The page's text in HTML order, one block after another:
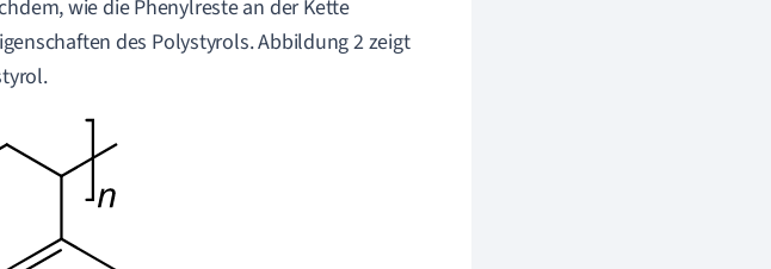
wie die Phenylreste an der Kette
des Polystyrols. Abbildung 2 zeigt